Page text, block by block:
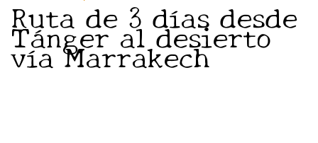
Ruta de 3 días desde
Tánger al desierto
vía Marrakech